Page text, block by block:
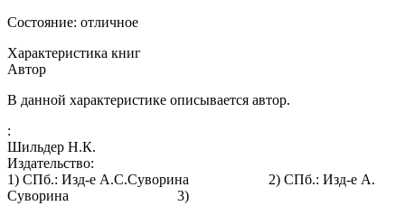
Состояние: отличное
Характеристика книг
Автор
В данной характеристике описывается автор.
:
Шильдер Н.К.
Издательство:
1) СПб.: Изд-е А.С.Суворина 2) СПб.: Изд-е А.
Суворина 3)